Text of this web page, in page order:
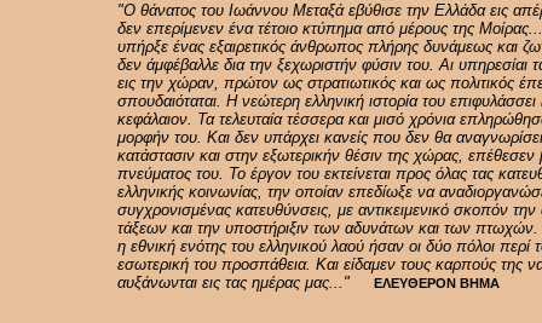
"Ο θάνατος του Ιωάννου Μεταξά εβύθισε την Ελλάδα εις
δεν επερίμενεν ένα τέτοιο κτύπημα από μέρους της
υπήρξε ένας εξαιρετικός άνθρωπος πλήρης δυνάμεως και
δεν άμφέβαλλε δια την ξεχωριστήν φύσιν του. Αι υπηρεσίαι
εις την χώραν, πρώτον ως στρατιωτικός και ως πολιτικός
σπουδαιόταται. Η νεώτερη ελληνική ιστορία του επιφυλάσσει
κεφάλαιον. Τα τελευταία τέσσερα και μισό χρόνια
μορφήν του. Και δεν υπάρχει κανείς που δεν θα αναγνωρίσει
κατάστασιν και στην εξωτερικήν θέσιν της χώρας, επέθεσεν
πνεύματος του. Το έργον του εκτείνεται προς όλας τας
ελληνικής κοινωνίας, την οποίαν επεδίωξε να
συγχρονισμένας κατευθύνσεις, με αντικειμενικό σκοπόν
τάξεων και την υποστήριξιν των αδυνάτων και των πτωχών.
η εθνική ενότης του ελληνικού λαού ήσαν οι δύο πόλοι περί
εσωτερική του προσπάθεια. Και είδαμεν τους καρπούς της
αυξάνωνται εις τας ημέρας μας..."
ΕΛΕΥΘΕΡΟΝ ΒΗΜΑ